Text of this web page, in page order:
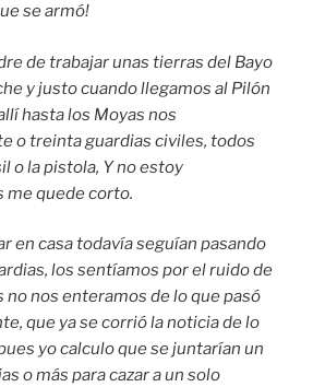
se armó!
de trabajar unas tierras del Bayo
y justo cuando llegamos al Pilón
hasta los Moyas nos
o treinta guardias civiles, todos
o la pistola, Y no estoy
me quede corto.
en casa todavía seguían pasando
los sentíamos por el ruido de
no nos enteramos de lo que pasó
que ya se corrió la noticia de lo
yo calculo que se juntarían un
o más para cazar a un solo